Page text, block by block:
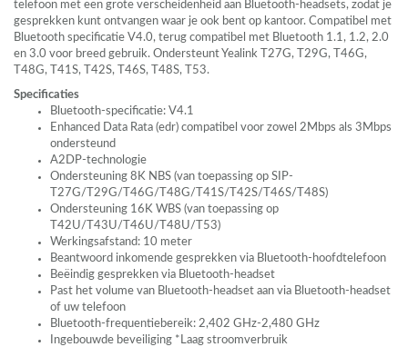
telefoon met een grote verscheidenheid aan Bluetooth-headsets, zodat je
gesprekken kunt ontvangen waar je ook bent op kantoor. Compatibel met
Bluetooth specificatie V4.0, terug compatibel met Bluetooth 1.1, 1.2, 2.0
en 3.0 voor breed gebruik. Ondersteunt Yealink T27G, T29G, T46G,
T48G, T41S, T42S, T46S, T48S, T53.
Specificaties
Bluetooth-specificatie: V4.1
Enhanced Data Rata (edr) compatibel voor zowel 2Mbps als 3Mbps
ondersteund
A2DP-technologie
Ondersteuning 8K NBS (van toepassing op SIP-
T27G/T29G/T46G/T48G/T41S/T42S/T46S/T48S)
Ondersteuning 16K WBS (van toepassing op
T42U/T43U/T46U/T48U/T53)
Werkingsafstand: 10 meter
Beantwoord inkomende gesprekken via Bluetooth-hoofdtelefoon
Beëindig gesprekken via Bluetooth-headset
Past het volume van Bluetooth-headset aan via Bluetooth-headset
of uw telefoon
Bluetooth-frequentiebereik: 2,402 GHz-2,480 GHz
Ingebouwde beveiliging *Laag stroomverbruik